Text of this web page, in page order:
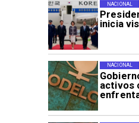
inicia
NACIONAL
activos
NACIONAL